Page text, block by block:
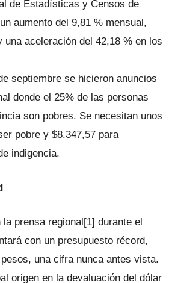
de Estadísticas y Censos de
aumento del 9,81 % mensual,
una aceleración del 42,18 % en los
septiembre se hicieron anuncios
donde el 25% de las personas
son pobres. Se necesitan unos
pobre y $8.347,57 para
indigencia.
prensa regional[1] durante el
con un presupuesto récord,
una cifra nunca antes vista.
origen en la devaluación del dólar